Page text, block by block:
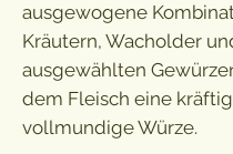
ausgewogene
Kräutern, Wacholder
ausgewählten
dem Fleisch eine
vollmundige Würze.